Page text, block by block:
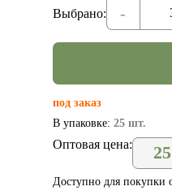
Выбрано: -
под заказ
В упаковке: 25 шт.
Оптовая цена:
Доступно для покупки